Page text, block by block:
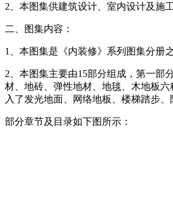
2、本图集供建筑设计、室内设计及施
二、图集内容：
1、本图集是《内装修》系列图集分册之
2、本图集主要由15部分组成，第一部
材、地砖、弹性地材、地毯、木地板
入了发光地面、网络地板、楼梯踏步
部分章节及目录如下图所示：